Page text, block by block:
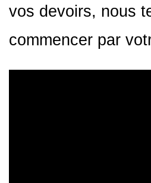
vos devoirs, nous
commencer par